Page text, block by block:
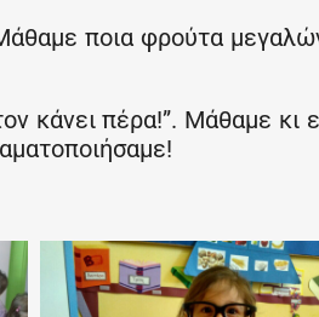
ποια φρούτα
κάνει πέρα!”. Μάθαμε κι